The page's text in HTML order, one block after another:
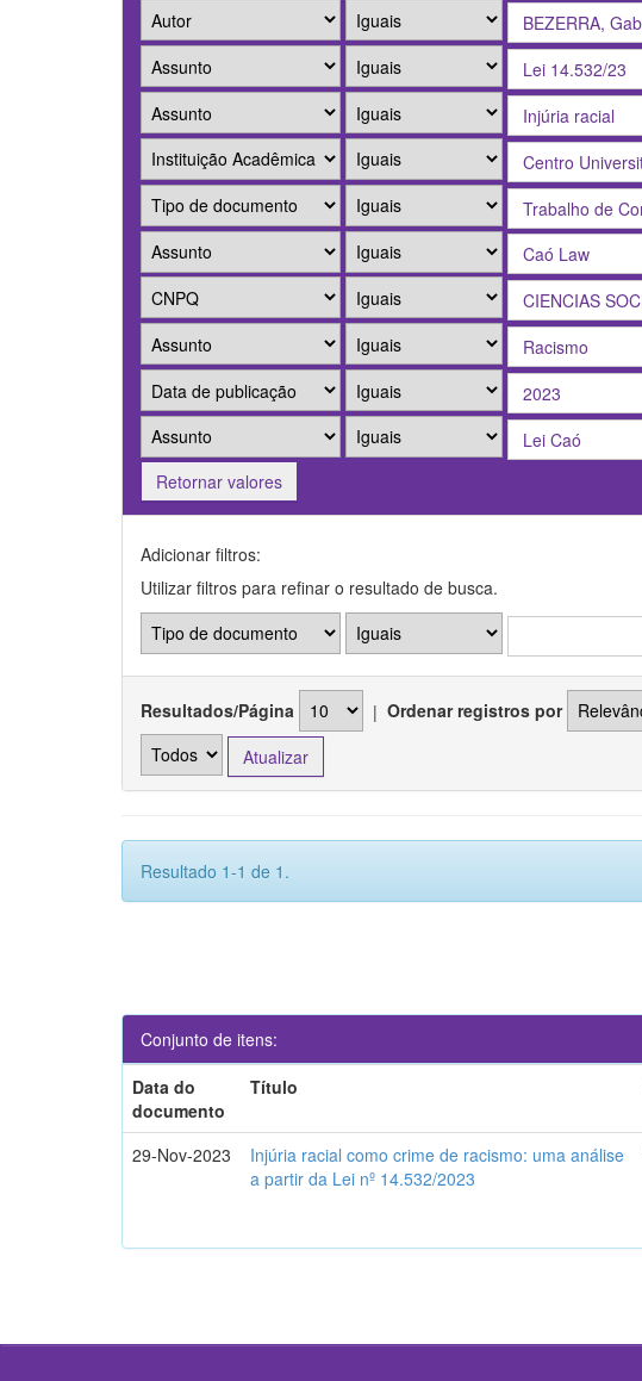
Retornar valores
Adicionar filtros:
Utilizar filtros para refinar o resultado de busca.
Resultados/Página | Ordenar registros por
Resultado 1-1 de 1.
Conjunto de itens:
Data do
documento
Título
29-Nov-2023
Injúria racial como crime de racismo: uma análise
a partir da Lei nº 14.532/2023